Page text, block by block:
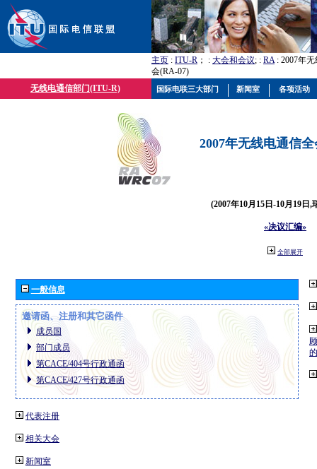
主页 : ITU-R ； : 大会和会议; : RA: 2007年
会(RA-07)
无线电通信部门(ITU-R)
2007年无线电通信
(2007年10月15日-10月19日,
«决议汇编»
全部展开
一般信息
邀请函、注册和其它函件
成员国
部门成员
第CACE/404号行政通函
第CACE/427号行政通函
代表注册
相关大会
新闻室
国际电联三大部门 新闻室 各项活动